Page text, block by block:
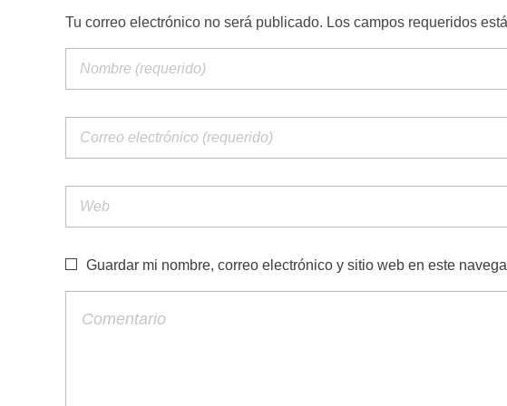
Tu correo electrónico no será publicado. Los campos requeridos
Guardar mi nombre, correo electrónico y sitio web en este